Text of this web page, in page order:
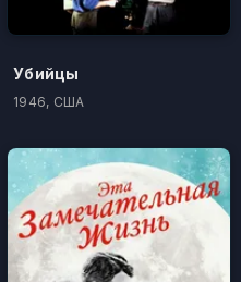
Убийцы
1946, США